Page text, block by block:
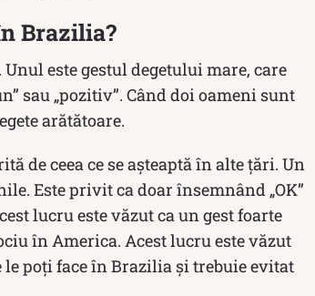
Brazilia?
este gestul degetului mare, care
sau „pozitiv”. Când doi oameni sunt
arătătoare.
de ceea ce se așteaptă în alte țări. Un
Este privit ca doar însemnând „OK”
lucru este văzut ca un gest foarte
în America. Acest lucru este văzut
poți face în Brazilia și trebuie evitat